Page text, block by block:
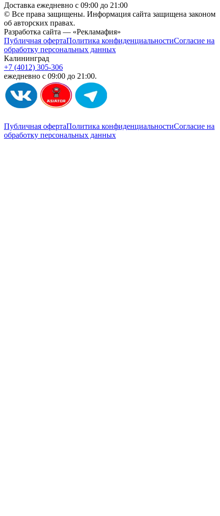
Доставка ежедневно с 09:00 до 21:00
© Все права защищены. Информация сайта защищена законом
об авторских правах.
Разработка сайта — «Рекламафия»
Публичная офертаПолитика конфиденциальностиСогласие на
обработку персональных данных
Калининград
+7 (4012) 305-306
ежедневно с 09:00 до 21:00.
Публичная офертаПолитика конфиденциальностиСогласие на
обработку персональных данных